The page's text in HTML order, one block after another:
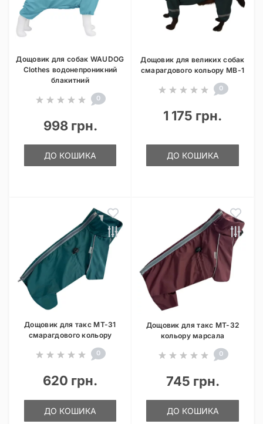
Дощовик для собак WAUDOG
Clothes водонепроникний
блакитний
0
998 грн.
ДО КОШИКА
Дощовик для великих собак
смарагдового кольору MB-1
0
1 175 грн.
ДО КОШИКА
Дощовик для такс MT-31
смарагдового кольору
0
620 грн.
ДО КОШИКА
Дощовик для такс MT-32
кольору марсала
0
745 грн.
ДО КОШИКА